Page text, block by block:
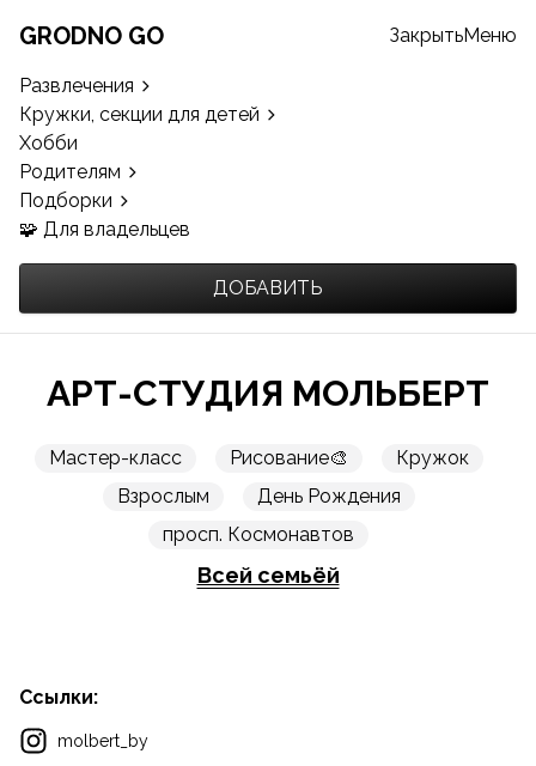
GRODNO GO
Развлечения
Кружки, секции для детей
Хобби
Родителям
Подборки
🧩 Для владельцев
ДОБАВИТЬ
ЗакрытьМеню
АРТ-СТУДИЯ МОЛЬБЕРТ
Мастер-класс Рисование🎨
Кружок
Взрослым
День Рождения
просп. Космонавтов
Всей семьёй
Ссылки:
molbert_by